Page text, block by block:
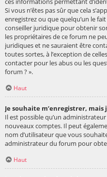
Si vous n’êtes pas sûr que cela
enregistrez ou que quelqu’un le
conseiller juridique pour obtenir
les propriétaires de ce forum ne
juridiques et ne sauraient être
toutes sortes, à l’exception de
contacter pour les abus ou les
forum ? ».
Haut
Je souhaite m’enregistrer, mais
Il est possible qu’un
nouveaux comptes. Il peut
nom d’utilisateur que vous
administrateur du forum pour
Haut